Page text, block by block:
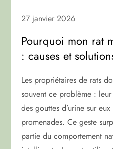
27 janvier 2026
Pourquoi mon rat
: causes et
Les propriétaires de rats
souvent ce problème :
des gouttes d’urine sur
promenades. Ce geste
partie du comportement